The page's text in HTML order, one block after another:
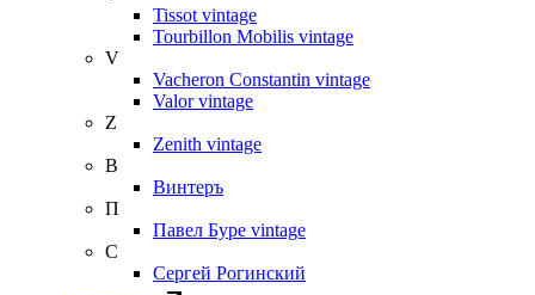
Tissot vintage
Tourbillon Mobilis vintage
V
Vacheron Constantin vintage
Valor vintage
Z
Zenith vintage
В
Винтеръ
П
Павел Буре vintage
С
Сергей Рогинский